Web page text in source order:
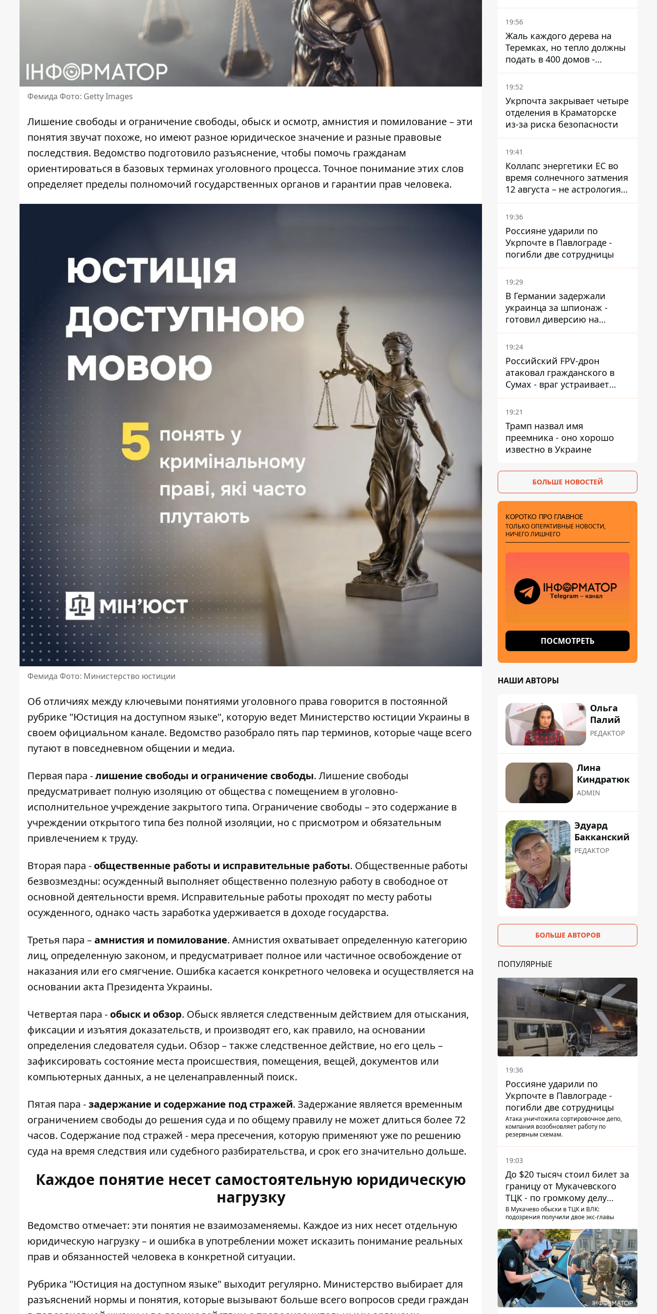
Фемида Фото: Getty Images
Лишение свободы и ограничение свободы, обыск и осмотр, амнистия и помилование – эти
понятия звучат похоже, но имеют разное юридическое значение и разные правовые
последствия. Ведомство подготовило разъяснение, чтобы помочь гражданам
ориентироваться в базовых терминах уголовного процесса. Точное понимание этих слов
определяет пределы полномочий государственных органов и гарантии прав человека.
Фемида Фото: Министерство юстиции
Об отличиях между ключевыми понятиями уголовного права говорится в постоянной
рубрике "Юстиция на доступном языке", которую ведет Министерство юстиции Украины в
своем официальном канале. Ведомство разобрало пять пар терминов, которые чаще всего
путают в повседневном общении и медиа.
Первая пара -лишение свободы и ограничение свободы. Лишение свободы
предусматривает полную изоляцию от общества с помещением в уголовно-
исполнительное учреждение закрытого типа. Ограничение свободы – это содержание в
учреждении открытого типа без полной изоляции, но с присмотром и обязательным
привлечением к труду.
Вторая пара - общественные работы и исправительные работы. Общественные работы
безвозмездны: осужденный выполняет общественно полезную работу в свободное от
основной деятельности время. Исправительные работы проходят по месту работы
осужденного, однако часть заработка удерживается в доходе государства.
Третья пара –амнистия и помилование. Амнистия охватывает определенную категорию
лиц, определенную законом, и предусматривает полное или частичное освобождение от
наказания или его смягчение. Ошибка касается конкретного человека и осуществляется на
основании акта Президента Украины.
Четвертая пара - обыск и обзор. Обыск является следственным действием для отыскания,
фиксации и изъятия доказательств, и производят его, как правило, на основании
определения следователя судьи. Обзор – также следственное действие, но его цель –
зафиксировать состояние места происшествия, помещения, вещей, документов или
компьютерных данных, а не целенаправленный поиск.
Пятая пара -задержание и содержание под стражей. Задержание является временным
ограничением свободы до решения суда и по общему правилу не может длиться более 72
часов. Содержание под стражей - мера пресечения, которую применяют уже по решению
суда на время следствия или судебного разбирательства, и срок его значительно дольше.
Каждое понятие несет самостоятельную юридическую
нагрузку
Ведомство отмечает: эти понятия не взаимозаменяемы. Каждое из них несет отдельную
юридическую нагрузку – и ошибка в употреблении может исказить понимание реальных
прав и обязанностей человека в конкретной ситуации.
Рубрика "Юстиция на доступном языке" выходит регулярно. Министерство выбирает для
разъяснений нормы и понятия, которые вызывают больше всего вопросов среди граждан
поселком не подтвержден
19:56
Жаль каждого дерева на
Теремках, но тепло должны
подать в 400 домов -
депутат Киевсовета
19:52
Укрпочта закрывает четыре
отделения в Краматорске
из-за риска безопасности
19:41
Коллапс энергетики ЕС во
время солнечного затмения
12 августа – не астрология,
в Брюсселе готовятся к
экстренным мероприятиям
19:36
Россияне ударили по
Укрпочте в Павлограде -
погибли две сотрудницы
19:29
В Германии задержали
украинца за шпионаж -
готовил диверсию на
военном предприятии
19:24
Российский FPV-дрон
атаковал гражданского в
Сумах - враг устраивает
охоту на людей в городах
19:21
Трамп назвал имя
преемника - оно хорошо
известно в Украине
БОЛЬШЕ НОВОСТЕЙ
КОРОТКО ПРО ГЛАВНОЕ
ТОЛЬКО ОПЕРАТИВНЫЕ НОВОСТИ,
НИЧЕГО ЛИШНЕГО
ПОСМОТРЕТЬ
НАШИ АВТОРЫ
Ольга
Палий
РЕДАКТОР
Лина
Киндратюк
ADMIN
Эдуард
Бакканский
РЕДАКТОР
БОЛЬШЕ АВТОРОВ
ПОПУЛЯРНЫЕ
19:36
Россияне ударили по
Укрпочте в Павлограде -
погибли две сотрудницы
Атака уничтожила сортировочное депо,
компания возобновляет работу по
резервным схемам.
19:03
До $20 тысяч стоил билет за
границу от Мукачевского
ТЦК - по громкому делу
первые подозрения
получили двое бывших
руководителей
В Мукачево обыски в ТЦК и ВЛК:
подозрения получили двое экс-главы